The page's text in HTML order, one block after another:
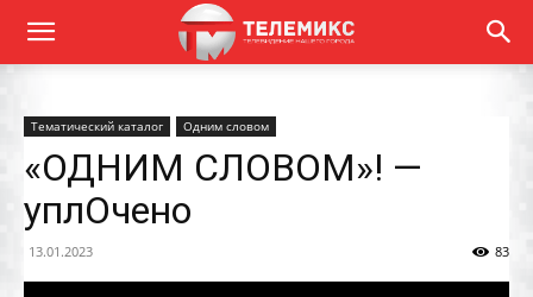
Тематический каталог Одним словом
«ОДНИМ СЛОВОМ»! —
уплОчено
13.01.2023 83